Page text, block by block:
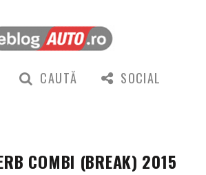
CAUTĂ SOCIAL
COMBI (BREAK) 2015